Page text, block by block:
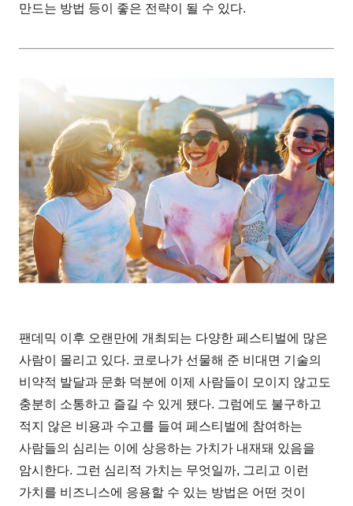
만드는 방법 등이 좋은 전략이 될 수 있다.
팬데믹 이후 오랜만에 개최되는 다양한 페스티벌에 많은
사람이 몰리고 있다. 코로나가 선물해 준 비대면 기술의
비약적 발달과 문화 덕분에 이제 사람들이 모이지 않고도
충분히 소통하고 즐길 수 있게 됐다. 그럼에도 불구하고
적지 않은 비용과 수고를 들여 페스티벌에 참여하는
사람들의 심리는 이에 상응하는 가치가 내재돼 있음을
암시한다. 그런 심리적 가치는 무엇일까, 그리고 이런
가치를 비즈니스에 응용할 수 있는 방법은 어떤 것이